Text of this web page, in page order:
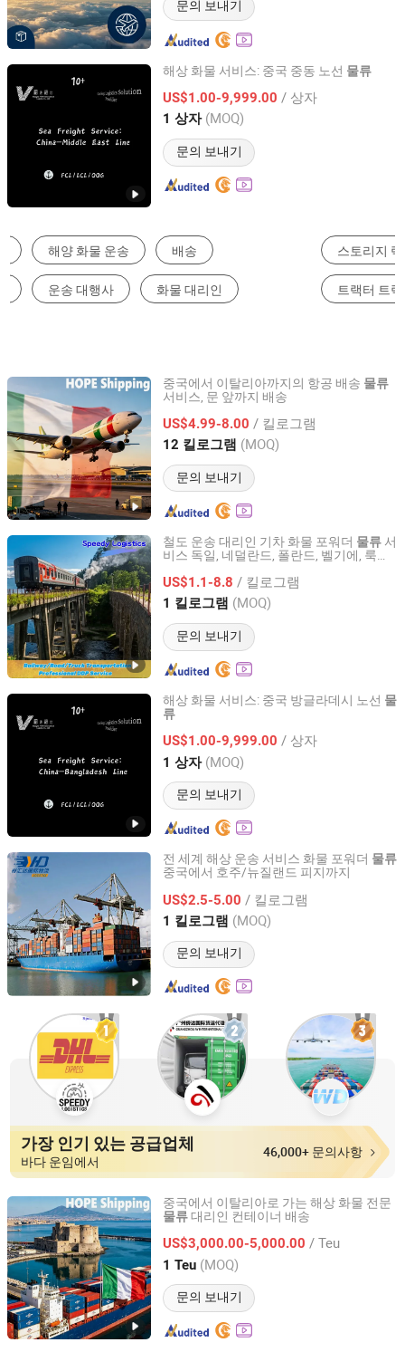
문의 보내기
해상 화물 서비스: 중국 중동 노선 물류
US$1.00-9,999.00 / 상자
1 상자 (MOQ)
문의 보내기
Shanghai Vico International Logistics Co., Ltd.
Shanghai, China 이후 2026
스토리지 랙 지게차
트랙터 트럭 바다 운임
중국에서 이탈리아까지의 항공 배송 물류
서비스, 문 앞까지 배송
US$4.99-8.00 / 킬로그램
12 킬로그램 (MOQ)
문의 보내기
Hope Supply Chain Management (Ningbo) Co., Ltd
Zhejiang, China 이후 2026
철도 운송 대리인 기차 화물 포워더 물류 서
비스 독일, 네덜란드, 폴란드, 벨기에, 룩셈
트럭 운송
US$1.1-8.8 / 킬로그램
1 킬로그램 (MOQ)
문의 보내기
SPEEDY LOGISTICS CO.LTD
Guangdong, China 이후 2024
해상 화물 서비스: 중국 방글라데시 노선 물
류
US$1.00-9,999.00 / 상자
1 상자 (MOQ)
문의 보내기
Shanghai Vico International Logistics Co., Ltd.
Shanghai, China 이후 2026
전 세계 해상 운송 서비스 화물 포워더 물류
중국에서 호주/뉴질랜드 피지까지
US$2.5-5.00 / 킬로그램
1 킬로그램 (MOQ)
문의 보내기
Shenzhen Yuhuida International Logistics Co., Ltd.
Guangdong, China 이후 2021
가장 인기 있는 공급업체
바다 운임에서
46,000+ 문의사항
중국에서 이탈리아로 가는 해상 화물 전문
물류대리인 컨테이너 배송
US$3,000.00-5,000.00 / Teu
1 Teu (MOQ)
문의 보내기
Hope Supply Chain Management (Ningbo) Co., Ltd
Zhejiang, China 이후 2026